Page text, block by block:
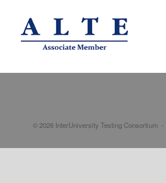
© 2026 InterUniversity Testing Consortium